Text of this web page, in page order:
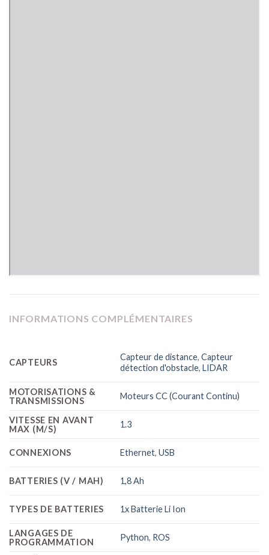
INFORMATIONS COMPLÉMENTAIRES
CAPTEURS
Capteur de distance,Capteur
détection d'obstacle,LIDAR
MOTORISATIONS &
TRANSMISSIONS
Moteurs CC (Courant Continu)
VITESSE EN AVANT
MAX (M/S)
1.3
CONNEXIONS Ethernet,USB
BATTERIES (V / MAH) 1,8 Ah
TYPES DE BATTERIES 1x Batterie Li Ion
LANGAGES DE
PROGRAMMATION
Python, ROS